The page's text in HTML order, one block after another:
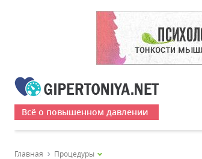
Всё о повышенном давлении
Главная Процедуры